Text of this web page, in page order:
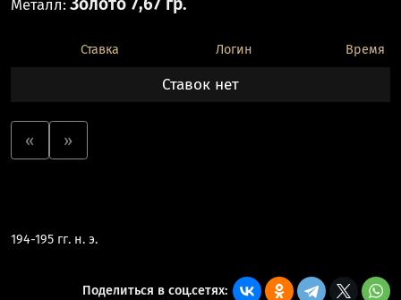
Металл:
Ставка Логин Время
Ставок нет
« »
194-195 гг. н. э.
Поделиться в соц.сетях: